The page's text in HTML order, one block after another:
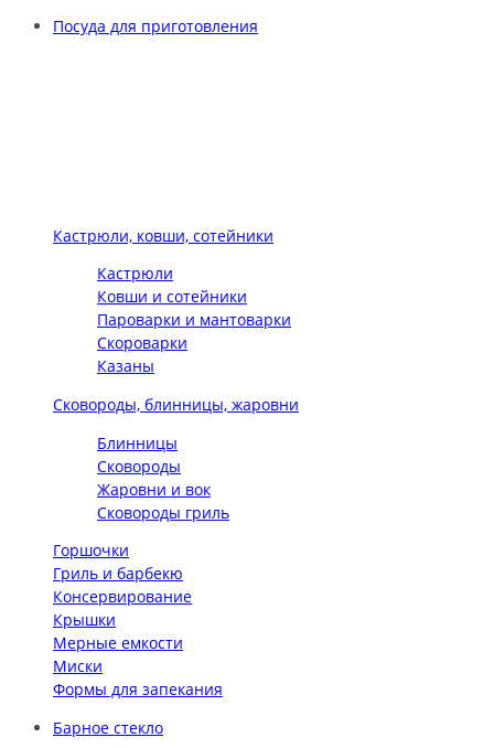
Посуда для приготовления
Кастрюли, ковши, сотейники
Кастрюли
Ковши и сотейники
Пароварки и мантоварки
Скороварки
Казаны
Сковороды, блинницы, жаровни
Блинницы
Сковороды
Жаровни и вок
Сковороды гриль
Горшочки
Гриль и барбекю
Консервирование
Крышки
Мерные емкости
Миски
Формы для запекания
Барное стекло